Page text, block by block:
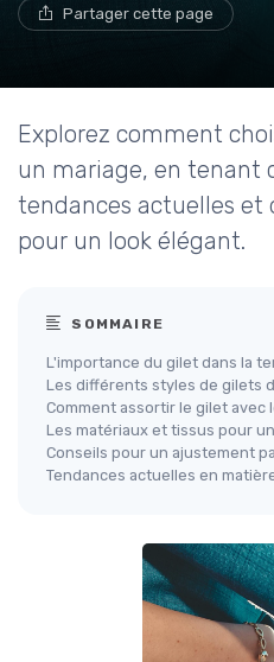
Partager cette page
Explorez comment
un mariage, en tenant
tendances actuelles et
pour un look élégant.
SOMMAIRE
L'importance du gilet dans la
Les différents styles de gilets
Comment assortir le gilet avec
Les matériaux et tissus pour
Conseils pour un ajustement
Tendances actuelles en